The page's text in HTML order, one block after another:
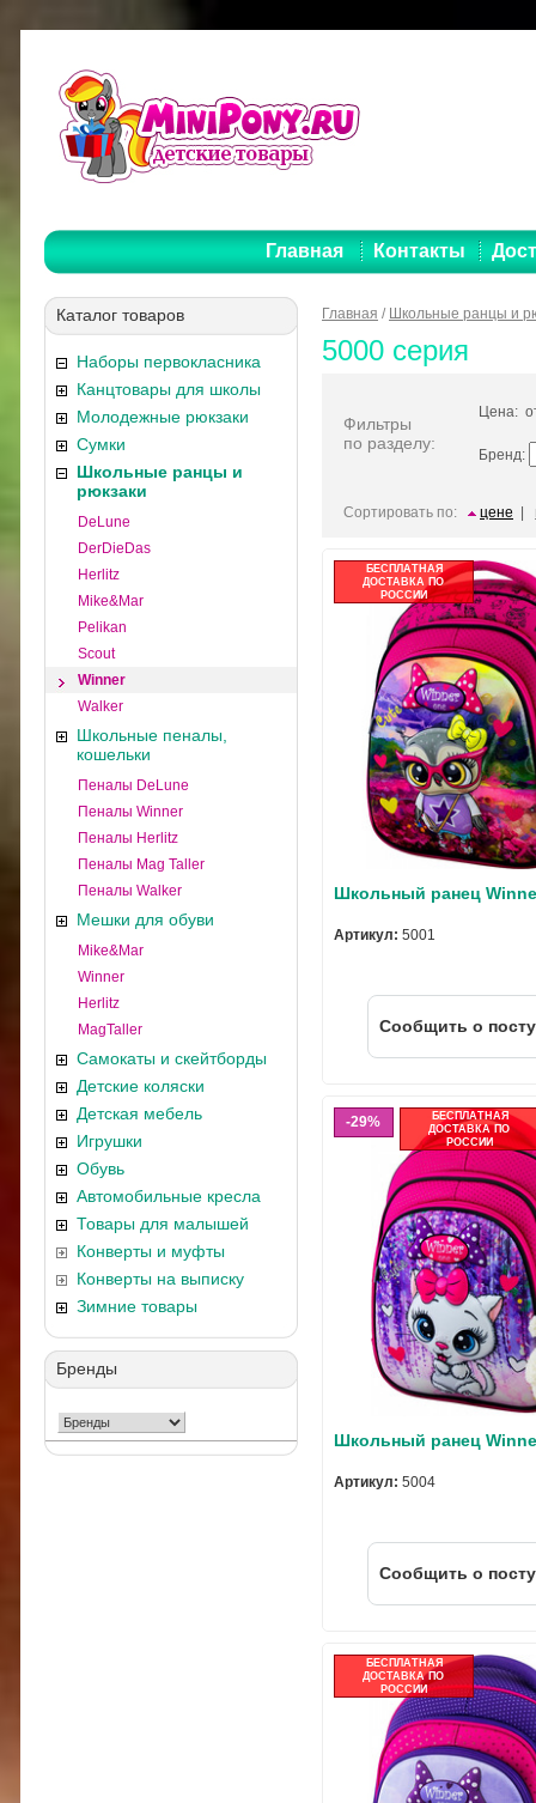
Главная Контакты
Каталог товаров
Наборы первокласника
Канцтовары для школы
Молодежные рюкзаки
Сумки
Школьные ранцы и
рюкзаки
DeLune
DerDieDas
Herlitz
Mike&Mar
Pelikan
Scout
Winner
Walker
Школьные пеналы,
кошельки
Пеналы DeLune
Пеналы Winner
Пеналы Herlitz
Пеналы Mag Taller
Пеналы Walker
Мешки для обуви
Mike&Mar
Winner
Herlitz
MagTaller
Самокаты и скейтборды
Детские коляски
Детская мебель
Игрушки
Обувь
Автомобильные кресла
Товары для малышей
Конверты и муфты
Конверты на выписку
Зимние товары
Бренды
Главная / Школьные ранцы и
5000 серия
Фильтры
по разделу:
Цена:
Бренд:
Сортировать по: цене
БЕСПЛАТНАЯ
ДОСТАВКА ПО
РОССИИ
Школьный ранец
Артикул: 5001
Cообщить о
29%
БЕСПЛАТНАЯ
ДОСТАВКА ПО
РОССИИ
Школьный ранец
Артикул: 5004
Cообщить о
БЕСПЛАТНАЯ
ДОСТАВКА ПО
РОССИИ